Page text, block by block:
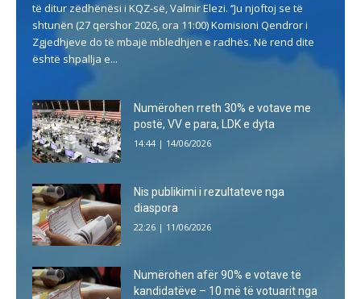
të ditur zëdhënësi i KQZ-së, Valmir Elezi. ‘’Ju njoftoj se të
shtunën (27 qershor 2026, ora 11:00) Komisioni Qendror i
Zgjedhjeve do të mbajë mbledhjen e radhës. Në rend dite
është shpallja e...
Numërohen rreth 30% e votave me
postë, VV e para, LDK e dyta
14:44 | 14/06/2026
Nis publikimi i rezultateve nga
diaspora
22:26 | 11/06/2026
Numërohen afër 90% e votave të
kandidatëve – 10 më të votuarit nga